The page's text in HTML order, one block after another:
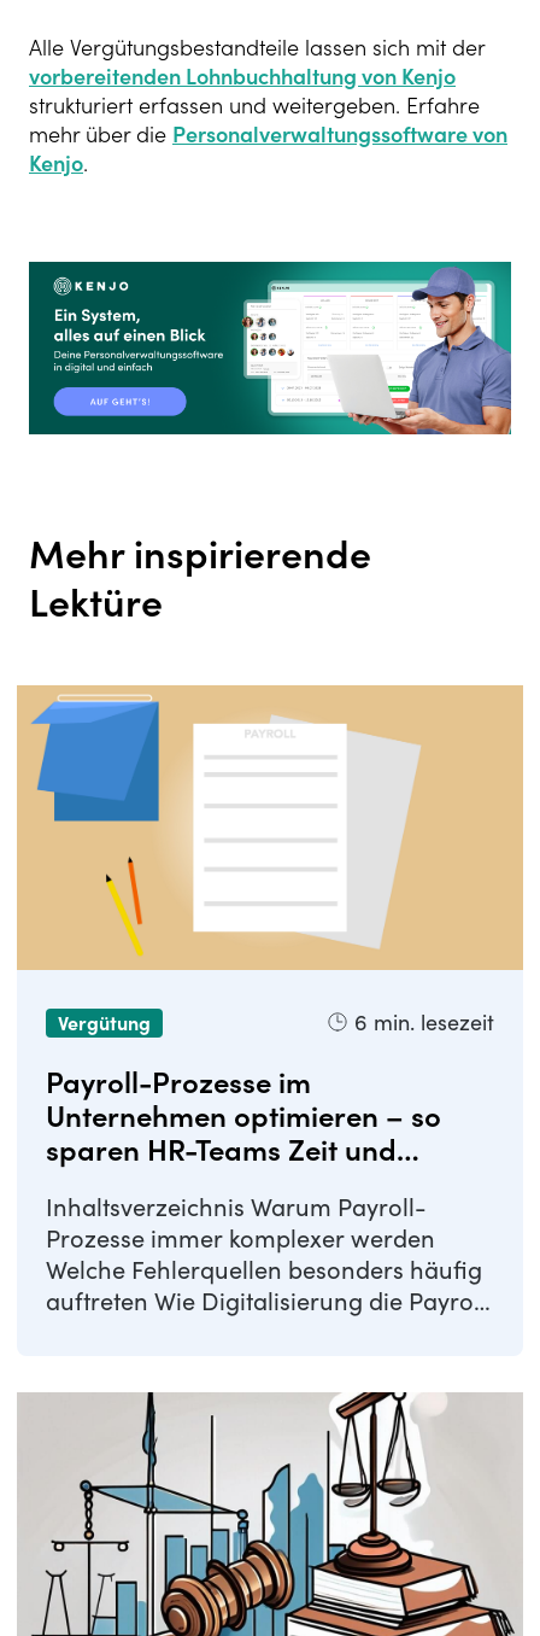
Alle Vergütungsbestandteile lassen sich mit der
vorbereitenden Lohnbuchhaltung von Kenjo
strukturiert erfassen und weitergeben. Erfahre
mehr über die Personalverwaltungssoftware von
Kenjo.
Mehr inspirierende
Lektüre
Vergütung 6 min. lesezeit
Payroll-Prozesse im
Unternehmen optimieren – so
sparen HR-Teams Zeit und
Inhaltsverzeichnis Warum Payroll-
Prozesse immer komplexer werden
Welche Fehlerquellen besonders häufig
auftreten Wie Digitalisierung die Payroll